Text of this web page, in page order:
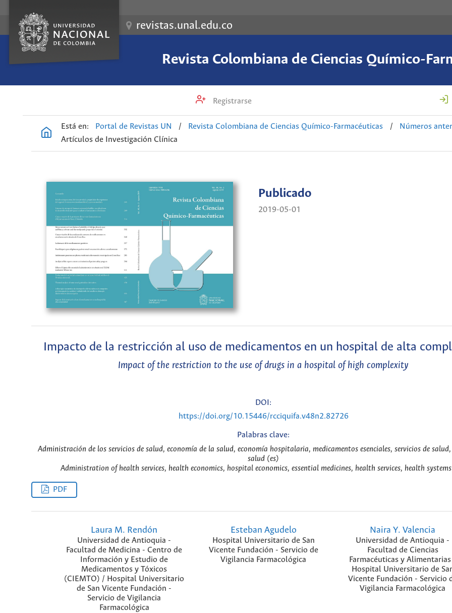
revistas.unal.edu.co
Revista Colombiana de Ciencias Químico-
Registrarse
Está en: Portal de Revistas UN / Revista Colombiana de Ciencias Químico-Farmacéuticas / Números
Artículos de Investigación Clínica
Publicado
2019-05-01
Impacto de la restricción al uso de medicamentos en un hospital de alta
Impact of the restriction to the use of drugs in a hospital of high complexity
DOI:
https://doi.org/10.15446/rcciquifa.v48n2.82726
Palabras clave:
Administración de los servicios de salud, economía de la salud, economía hospitalaria, medicamentos esenciales, servicios de salud,
salud (es)
Administration of health services, health economics, hospital economics, essential medicines, health services, health
PDF
Laura M. Rendón
Universidad de Antioquia -
Facultad de Medicina - Centro de
Información y Estudio de
Medicamentos y Tóxicos
(CIEMTO) / Hospital Universitario
de San Vicente Fundación -
Servicio de Vigilancia
Farmacológica
Esteban Agudelo
Hospital Universitario de San
Vicente Fundación - Servicio de
Vigilancia Farmacológica
Naira Y. Valencia
Universidad de Antioquia -
Facultad de Ciencias
Farmacéuticas y
Hospital Universitario de
Vicente Fundación - Servicio
Vigilancia Farmacológica